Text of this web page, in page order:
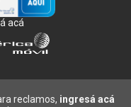
acá
reclamos, ingresá acá